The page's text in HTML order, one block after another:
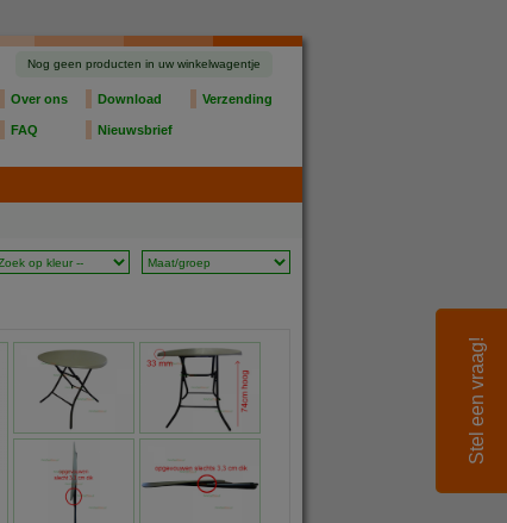
Nog geen producten in uw winkelwagentje
Over ons Download Verzending
FAQ Nieuwsbrief
Stel een vraag!